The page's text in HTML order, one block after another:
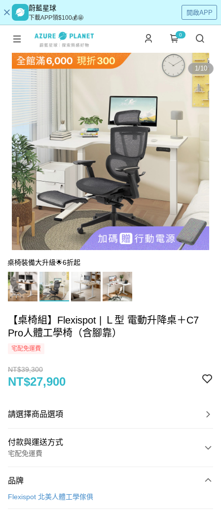
蔚藍星球
下載APP領$100💰🤩
開啟APP
0
1/10
桌椅裝備大升級🌟6折起
【桌椅組】Flexispot | Ｌ型 電動升降桌＋C7
Pro人體工學椅（含腳靠）
宅配免運費
NT$39,300
NT$27,900
請選擇商品選項
付款與運送方式
宅配免運費
信用卡一次付款
品牌
Flexispot 北美人體工學傢俱